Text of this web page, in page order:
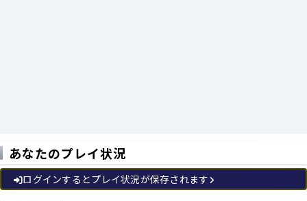
あなたのプレイ状況
ログインするとプレイ状況が保存されます